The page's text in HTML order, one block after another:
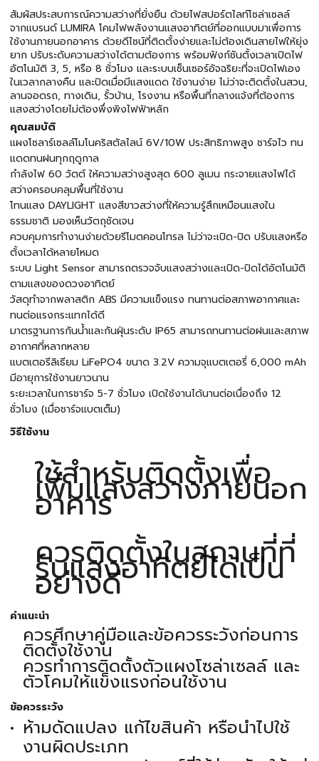
สัมผัสประสบการณ์ความสว่างที่ยั่งยืน ด้วยไฟสปอร์ตไลท์โซล่าเซลล์
จากแบรนด์ LUMIRA โคมไฟพลังงานแสงอาทิตย์ที่ออกแบบมาเพื่อการ
ใช้งานภายนอกอาคาร ด้วยดีไซน์ที่ติดตั้งง่ายและไม่ต้องเดินสายไฟให้ยุ่ง
ยาก ปรับระดับความสว่างได้ตามต้องการ พร้อมฟังก์ชันตั้งเวลาเปิดไฟ
อัตโนมัติ 3, 5, หรือ 8 ชั่วโมง และระบบเซ็นเซอร์อัจฉริยะที่จะเปิดไฟเอง
ในเวลากลางคืน และปิดเมื่อมีแสงแดด ใช้งานง่าย ไม่ว่าจะติดตั้งในสวน,
ลานจอดรถ, ทางเดิน, รั้วบ้าน, โรงงาน หรือพื้นที่กลางแจ้งที่ต้องการ
แสงสว่างโดยไม่ต้องพึ่งพิงไฟฟ้าหลัก
คุณสมบัติ
แผงโซลาร์เซลล์โมโนคริสตัลไลน์ 6V/10W ประสิทธิภาพสูง ชาร์จไว ทน
แดดทนฝนทุกฤดูกาล
กำลังไฟ 60 วัตต์ ให้ความสว่างสูงสุด 600 ลูเมน กระจายแสงไฟได้
สว่างครอบคลุมพื้นที่ใช้งาน
โทนแสง DAYLIGHT แสงสีขาวสว่างที่ให้ความรู้สึกเหมือนแสงใน
ธรรมชาติ มองเห็นวัตถุชัดเจน
ควบคุมการทำงานง่ายด้วยรีโมตคอนโทรล ไม่ว่าจะเปิด-ปิด ปรับแสงหรือ
ตั้งเวลาได้หลายโหมด
ระบบ Light Sensor สามารถตรวจจับแสงสว่างและเปิด-ปิดได้อัตโนมัติ
ตามแสงของดวงอาทิตย์
วัสดุทำจากพลาสติก ABS มีความแข็งแรง ทนทานต่อสภาพอากาศและ
ทนต่อแรงกระแทกได้ดี
มาตรฐานการกันน้ำและกันฝุ่นระดับ IP65 สามารถทนทานต่อฝนและสภาพ
อากาศที่หลากหลาย
แบตเตอรีลิเธียม LiFePO4 ขนาด 3.2V ความจุแบตเตอรี่ 6,000 mAh
มีอายุการใช้งานยาวนาน
ระยะเวลาในการชาร์จ 5-7 ชั่วโมง เปิดใช้งานได้นานต่อเนื่องถึง 12
ชั่วโมง (เมื่อชาร์จแบตเต็ม)
วิธีใช้งาน
ใช้สำหรับติดตั้งเพื่อ
เพิ่มแสงสว่างภายนอก
อาคาร
ควรติดตั้งในสถานที่ที่
รับแสงอาทิตย์ได้เป็น
อย่างดี
คำแนะนำ
ควรศึกษาคู่มือและข้อควรระวังก่อนการ
ติดตั้งใช้งาน
ควรทำการติดตั้งตัวแผงโซล่าเซลล์ และ
ตัวโคมให้แข็งแรงก่อนใช้งาน
ข้อควรระวัง
ห้ามดัดแปลง แก้ไขสินค้า หรือนำไปใช้
งานผิดประเภท